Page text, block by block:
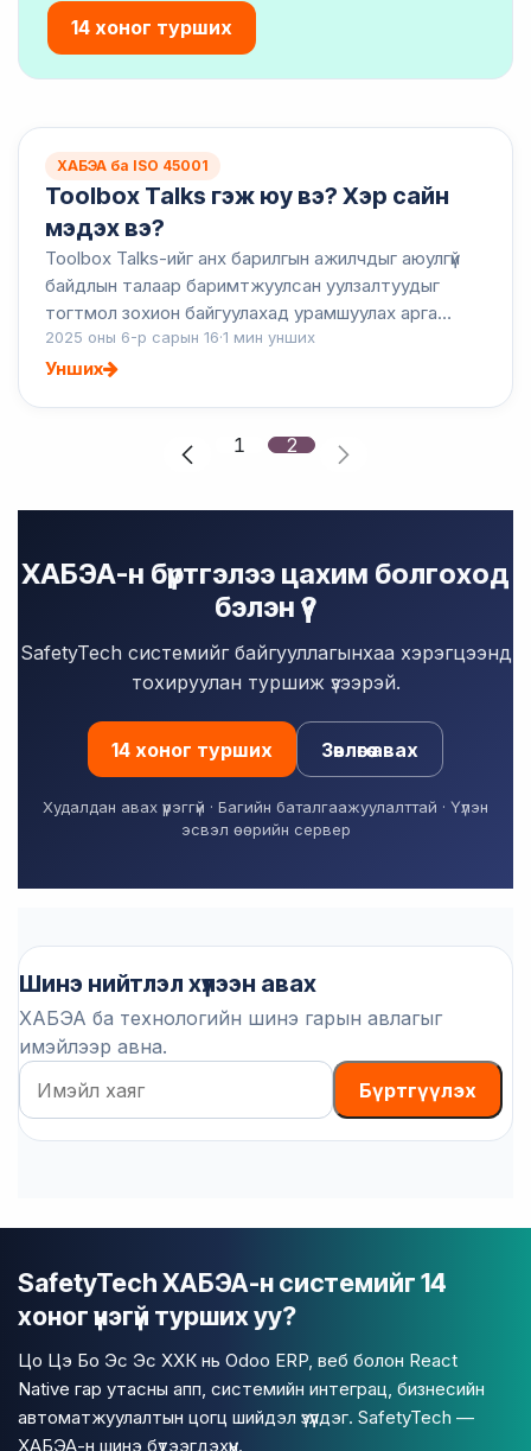
14 хоног турших
ХАБЭА ба ISO 45001
Toolbox Talks гэж юу вэ? Хэр сайн
мэдэх вэ?
Toolbox Talks-ийг анх барилгын ажилчдыг аюулгүй
байдлын талаар баримтжуулсан уулзалтуудыг
тогтмол зохион байгуулахад урамшуулах арга
болгон ашиглаж байсан. Энэ яриаг хийх хамгийн
тохиромжтой цаг нь өг...
2025 оны 6-р сарын 16·1 мин унших
Унших
1 2
ХАБЭА-н бүртгэлээ цахим болгоход
бэлэн үү?
SafetyTech системийг байгууллагынхаа хэрэгцээнд
тохируулан туршиж үзээрэй.
14 хоног турших Зөвлөгөө авах
Худалдан авах үүрэггүй · Багийн баталгаажуулалттай · Үүлэн
эсвэл өөрийн сервер
Шинэ нийтлэл хүлээн авах
ХАБЭА ба технологийн шинэ гарын авлагыг
имэйлээр авна.
Имэйл
Бүртгүүлэх
SafetyTech ХАБЭА-н системийг 14
хоног үнэгүй турших уу?
Цо Цэ Бо Эс Эс ХХК нь Odoo ERP, веб болон React
Native гар утасны апп, системийн интеграц, бизнесийн
автоматжуулалтын цогц шийдэл үзүүлдэг. SafetyTech —
ХАБЭА-н шинэ бүтээгдэхүүн.